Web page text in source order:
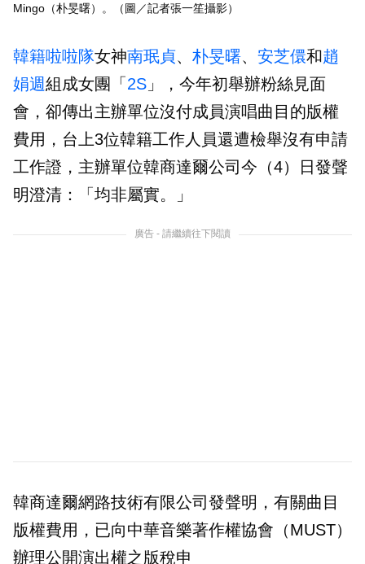
Mingo（朴旻曙）。（圖／記者張一笙攝影）
韓籍啦啦隊女神南珉貞、 朴旻曙、 安芝儇和趙
娟週組成女團「 2S 」，今年初舉辦粉絲見面
會，卻傳出主辦單位沒付成員演唱曲目的版權
費用，台上3位韓籍工作人員還遭檢舉沒有申請
工作證，主辦單位韓商達爾公司今（4）日發聲
明澄清：「均非屬實。」
廣告 - 請繼續往下閱讀
韓商達爾網路技術有限公司發聲明，有關曲目
版權費用，已向中華音樂著作權協會（MUST）
辦理公開演出權之版稅申